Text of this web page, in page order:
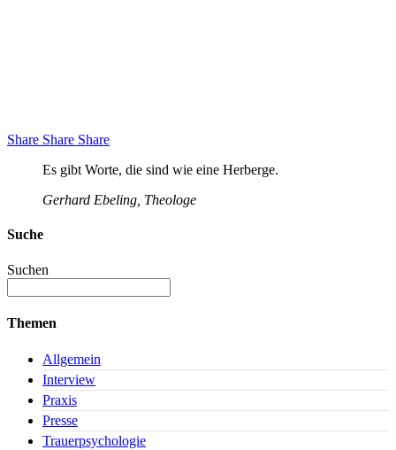
Share Share Share
Es gibt Worte, die sind wie eine Herberge.
Gerhard Ebeling, Theologe
Suche
Suchen
Themen
Allgemein
Interview
Praxis
Presse
Trauerpsychologie